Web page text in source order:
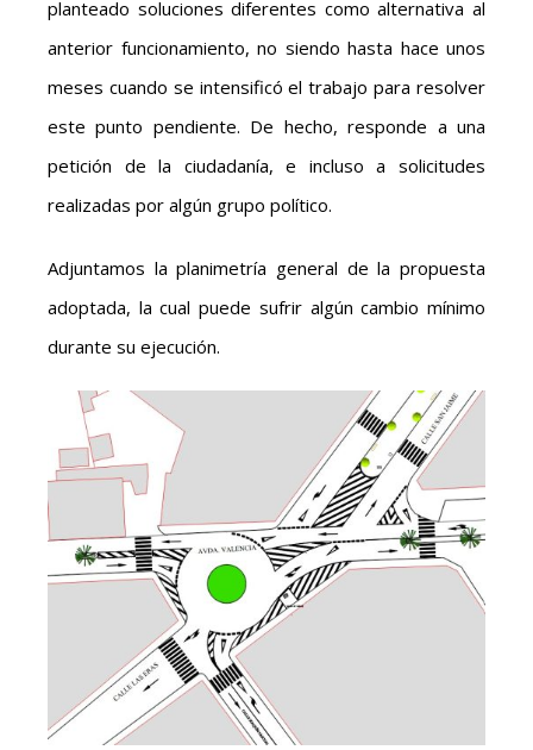
planteado soluciones diferentes como alternativa al
anterior funcionamiento, no siendo hasta hace unos
meses cuando se intensificó el trabajo para resolver
este punto pendiente. De hecho, responde a una
petición de la ciudadanía, e incluso a solicitudes
realizadas por algún grupo político.
Adjuntamos la planimetría general de la propuesta
adoptada, la cual puede sufrir algún cambio mínimo
durante su ejecución.